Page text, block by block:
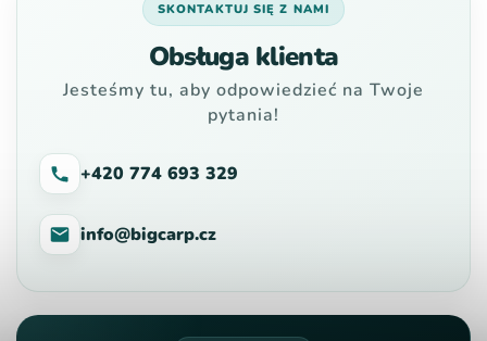
SKONTAKTUJ SIĘ Z NAMI
Obsługa klienta
Jesteśmy tu, aby odpowiedzieć na Twoje
pytania!
+420 774 693 329
info@bigcarp.cz